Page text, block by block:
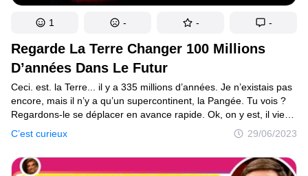
Regarde La Terre Changer 100 Millions
D’années Dans Le Futur
C’est curieux 29/06/2023
Ceci. est. la Terre... il y a 335 millions d’années. Je n’existais pas
encore, mais il n’y a qu’un supercontinent, la Pangée. Tu vois ?
Regardons-le se déplacer en avance rapide. Ok, on y est, il vient
juste de se séparer en deux énormes morceaux ! L’Australie
va par ici, l’Amérique du Nord et du Sud par là. Afrique, Asie,
Europe, se forment, se forment... et voilà la planète telle qu’elle
est aujourd’hui. Et ça continue, je veux dire, les continents sont
1 - - -